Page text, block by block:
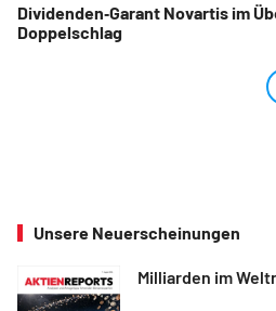
Dividenden‑Garant Novartis im
Doppelschlag
Unsere Neuerscheinungen
Milliarden im